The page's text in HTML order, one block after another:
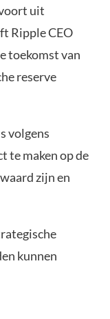
uit
Ripple CEO
toekomst van
reserve
volgens
te maken op de
zijn en
kunnen